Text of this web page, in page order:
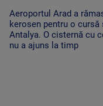
Aeroportul Arad a
kerosen pentru o cursă
Antalya. O cisternă cu
nu a ajuns la timp